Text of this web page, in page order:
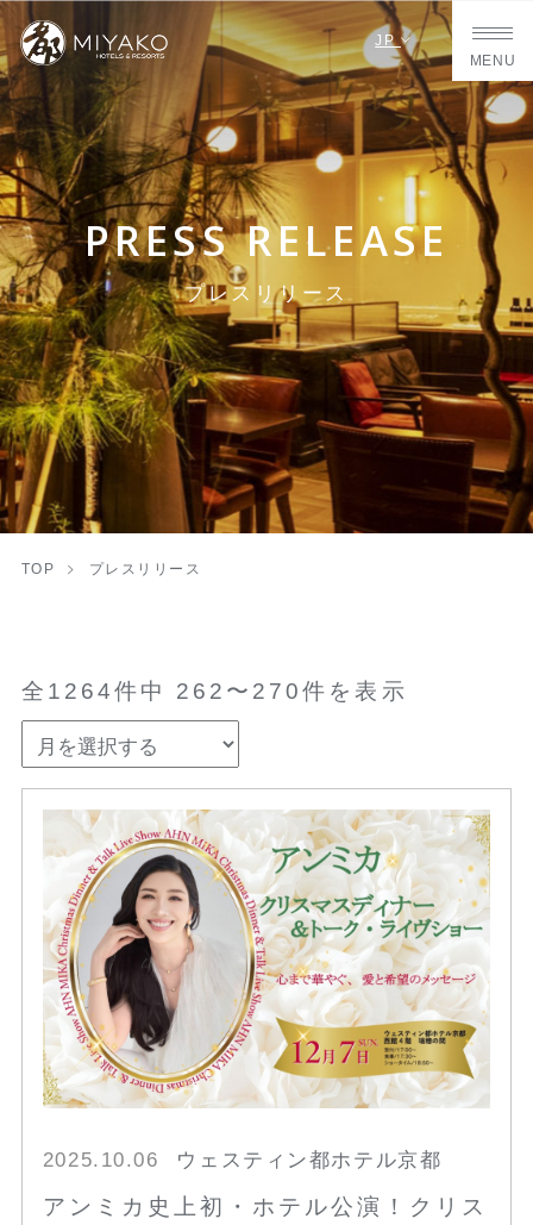
JP
MENU
PRESS RELEASE
プレスリリース
TOP プレスリリース
全1264件中 262〜270件を表示
2025.10.06 ウェスティン都ホテル京都
アンミカ史上初・ホテル公演！クリス